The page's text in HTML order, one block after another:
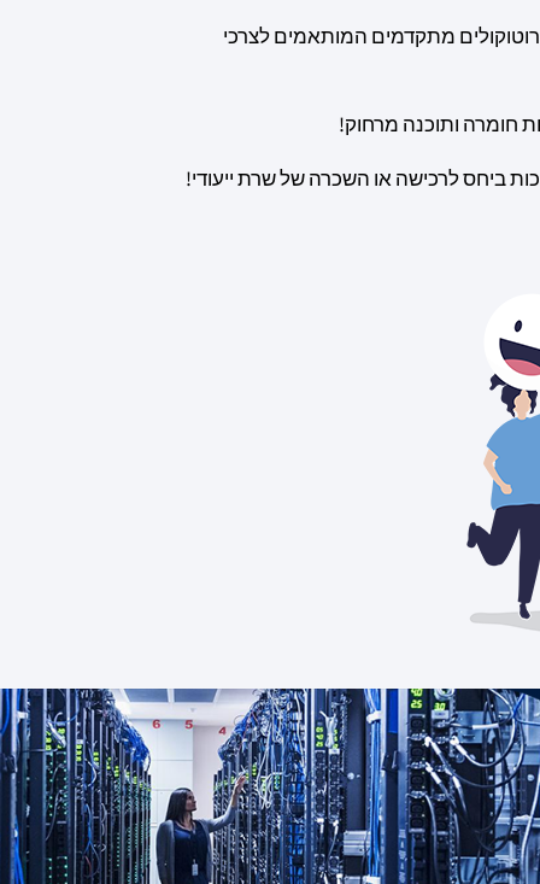
מתקדמים המותאמים לצרכי
חומרה ותוכנה מרחוק!
ביחס לרכישה או השכרה של שרת ייעודי!